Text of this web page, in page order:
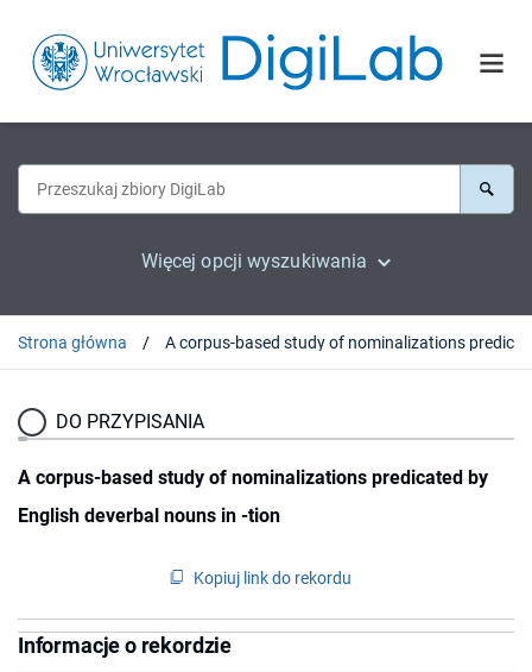
Więcej opcji wyszukiwania
Strona główna
DO PRZYPISANIA
A corpus-based study of nominalizations predicated by
English deverbal nouns in -tion
Kopiuj link do rekordu
Informacje o rekordzie